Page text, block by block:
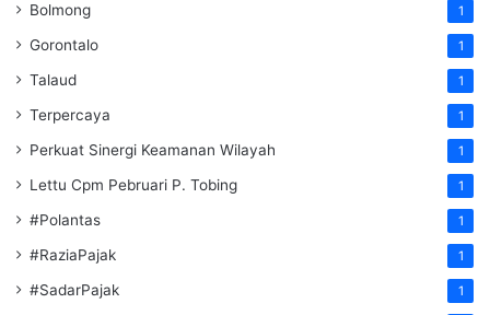
Bolmong 1
Gorontalo 1
Talaud 1
Terpercaya 1
Perkuat Sinergi Keamanan Wilayah 1
Lettu Cpm Pebruari P. Tobing 1
#Polantas 1
#RaziaPajak 1
#SadarPajak 1